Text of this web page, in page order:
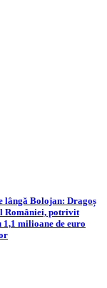
lângă Bolojan: Dragoș
României, potrivit
1,1 milioane de euro